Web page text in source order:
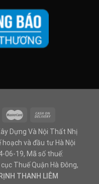
Dựng Và Nội Thất Nhị
hoạch và đầu tư Hà Nội
06-19, Mã số thuế:
Thuế Quận Hà Đông,
THANH LIÊM